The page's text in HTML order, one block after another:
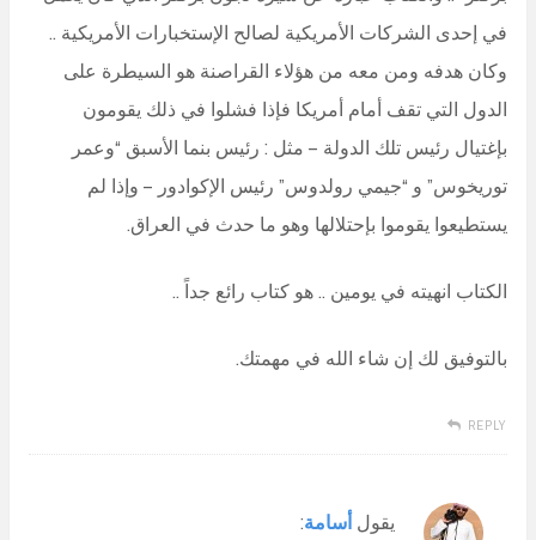
في إحدى الشركات الأمريكية لصالح الإستخبارات الأمريكية ..
وكان هدفه ومن معه من هؤلاء القراصنة هو السيطرة على
الدول التي تقف أمام أمريكا فإذا فشلوا في ذلك يقومون
بإغتيال رئيس تلك الدولة – مثل : رئيس بنما الأسبق “وعمر
توريخوس” و “جيمي رولدوس” رئيس الإكوادور – وإذا لم
يستطيعوا يقوموا بإحتلالها وهو ما حدث في العراق.
الكتاب انهيته في يومين .. هو كتاب رائع جداً ..
بالتوفيق لك إن شاء الله في مهمتك.
REPLY
يقول أسامة: